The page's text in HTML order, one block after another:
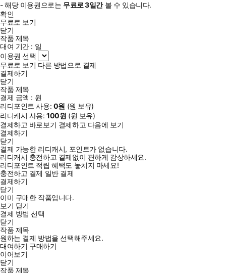
- 해당 이용권으로는 무료로3일간볼 수 있습니다.
확인
무료로 보기
닫기
작품 제목
대여 기간 : 일
이용권 선택
무료로 보기 다른 방법으로 결제
결제하기
닫기
작품 제목
결제 금액 : 원
리디포인트 사용: 0원 (원 보유)
리디캐시 사용:100원 (원 보유)
결제하고 바로보기 결제하고 다음에 보기
결제하기
닫기
결제 가능한 리디캐시, 포인트가 없습니다.
리디캐시 충전하고 결제없이 편하게 감상하세요.
리디포인트 적립 혜택도 놓치지 마세요!
충전하고 결제 일반 결제
결제하기
닫기
이미 구매한 작품입니다.
보기 닫기
결제 방법 선택
닫기
작품 제목
원하는 결제 방법을 선택해주세요.
대여하기 구매하기
이어보기
닫기
작품 제목